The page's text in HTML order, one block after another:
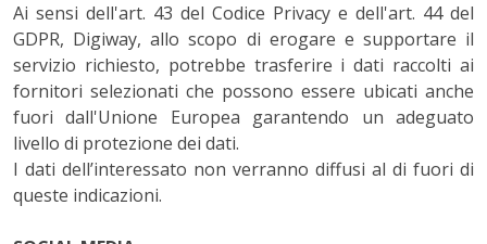
Ai sensi dell'art. 43 del Codice Privacy e dell'art. 44 del
GDPR, Digiway, allo scopo di erogare e supportare il
servizio richiesto, potrebbe trasferire i dati raccolti ai
fornitori selezionati che possono essere ubicati anche
fuori dall'Unione Europea garantendo un adeguato
livello di protezione dei dati.
I dati dell’interessato non verranno diffusi al di fuori di
queste indicazioni.